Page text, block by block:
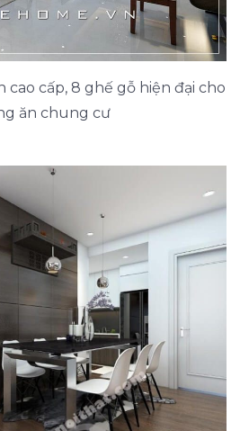
cao cấp, 8 ghế gỗ hiện đại cho
ăn chung cư